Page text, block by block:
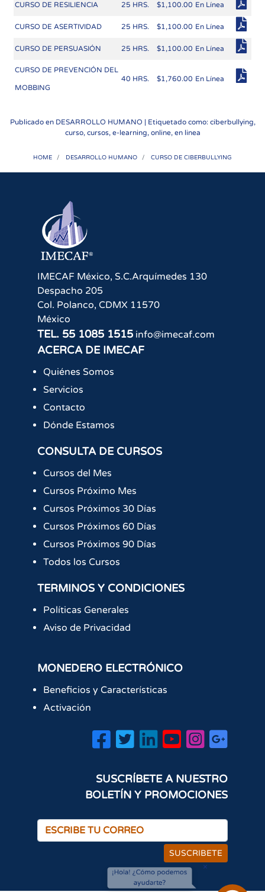
CURSO DE RESILIENCIA 25 HRS. $1,100.00 En Línea
CURSO DE ASERTIVIDAD 25 HRS. $1,100.00 En Línea
CURSO DE PERSUASIÓN 25 HRS. $1,100.00 En Línea
CURSO DE PREVENCIÓN DEL
MOBBING
40 HRS. $1,760.00 En Línea
Publicado en DESARROLLO HUMANO | Etiquetado como: ciberbullying,
curso, cursos, e-learning, online, en linea
HOME DESARROLLO HUMANO CURSO DE CIBERBULLYING
IMECAF México, S.C.Arquímedes 130
Despacho 205
Col. Polanco, CDMX 11570
México
TEL. 55 1085 1515 info@imecaf.com
ACERCA DE IMECAF
Quiénes Somos
Servicios
Contacto
Dónde Estamos
CONSULTA DE CURSOS
Cursos del Mes
Cursos Próximo Mes
Cursos Próximos 30 Días
Cursos Próximos 60 Días
Cursos Próximos 90 Días
Todos los Cursos
TERMINOS Y CONDICIONES
Políticas Generales
Aviso de Privacidad
MONEDERO ELECTRÓNICO
Beneficios y Características
Activación
SUSCRÍBETE A NUESTRO
BOLETÍN Y PROMOCIONES
SUSCRIBETE
¡Hola! ¿Cómo podemos
ayudarte?
×